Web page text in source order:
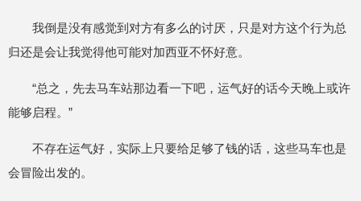
我倒是没有感觉到对方有多么的讨厌，只是对方这个行为总
归还是会让我觉得他可能对加西亚不怀好意。
“总之，先去马车站那边看一下吧，运气好的话今天晚上或许
能够启程。”
不存在运气好，实际上只要给足够了钱的话，这些马车也是
会冒险出发的。